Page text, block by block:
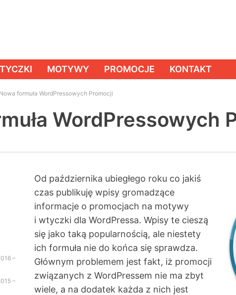
MOTYWY PROMOCJE KONTAKT
Nowa formuła WordPressowych Promocji
WordPressowych
Od października ubiegłego roku co jakiś
czas publikuję wpisy gromadzące
informacje o promocjach na motywy
i wtyczki dla WordPressa. Wpisy te cieszą
się jako taką popularnością, ale niestety
ich formuła nie do końca się sprawdza.
Głównym problemem jest fakt, iż promocji
związanych z WordPressem nie ma zbyt
wiele, a na dodatek każda z nich jest
–
–